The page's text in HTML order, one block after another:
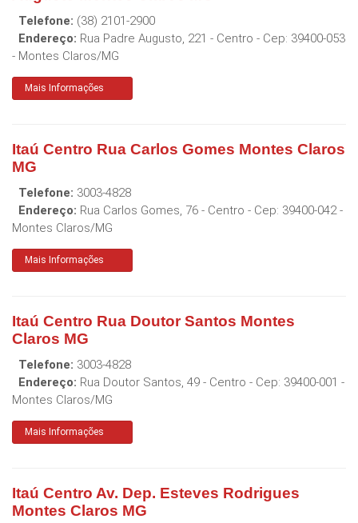
Telefone: (38) 2101-2900
Endereço: Rua Padre Augusto, 221 - Centro - Cep: 39400-053
- Montes Claros/MG
Mais Informações
Itaú Centro Rua Carlos Gomes Montes Claros
MG
Telefone: 3003-4828
Endereço: Rua Carlos Gomes, 76 - Centro - Cep: 39400-042-
Montes Claros/MG
Mais Informações
Itaú Centro Rua Doutor Santos Montes
Claros MG
Telefone: 3003-4828
Endereço: Rua Doutor Santos, 49 - Centro - Cep: 39400-001 -
Montes Claros/MG
Mais Informações
Itaú Centro Av. Dep. Esteves Rodrigues
Montes Claros MG